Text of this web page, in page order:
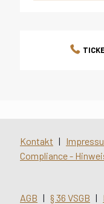
Kontakt |
Compliance -
AGB | § 36 VSGB |